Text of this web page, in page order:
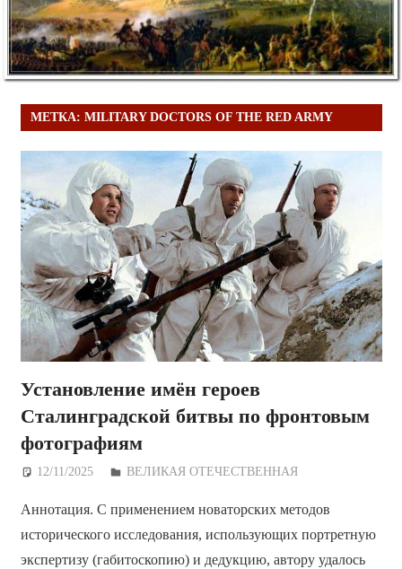
МЕТКА: MILITARY DOCTORS OF THE RED ARMY
Установление имён героев
Сталинградской битвы по фронтовым
фотографиям
12/11/2025 Дежурный по Редакции
ВЕЛИКАЯ ОТЕЧЕСТВЕННАЯ
Аннотация. С применением новаторских методов
исторического исследования, использующих портретную
экспертизу (габитоскопию) и дедукцию, автору удалось